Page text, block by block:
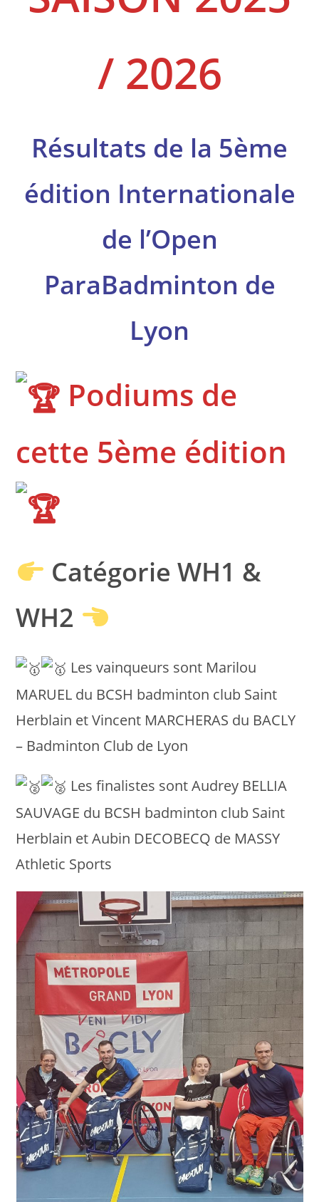
/ 2026
Résultats de la 5ème
édition Internationale
de l’Open
ParaBadminton de
Lyon
Podiums de
cette 5ème édition
Catégorie WH1 &
WH2
Les vainqueurs sont Marilou
MARUEL du BCSH badminton club Saint
Herblain et Vincent MARCHERAS du BACLY
– Badminton Club de Lyon
Les finalistes sont Audrey BELLIA
SAUVAGE du BCSH badminton club Saint
Herblain et Aubin DECOBECQ de MASSY
Athletic Sports